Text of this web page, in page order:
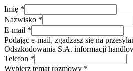
Imię *
Nazwisko *
E-mail *
Podając e-mail, zgadzasz się na
Odszkodowania S.A. informacji
Telefon *
Wybierz temat rozmowy *